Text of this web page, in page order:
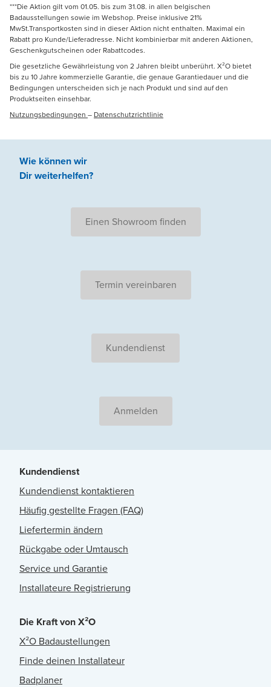
***Die Aktion gilt vom 01.05. bis zum 31.08. in allen belgischen
Badausstellungen sowie im Webshop. Preise inklusive 21%
MwSt.Transportkosten sind in dieser Aktion nicht enthalten. Maximal ein
Rabatt pro Kunde/Lieferadresse. Nicht kombinierbar mit anderen Aktionen,
Geschenkgutscheinen oder Rabattcodes.
Die gesetzliche Gewährleistung von 2 Jahren bleibt unberührt. X²O bietet
bis zu 10 Jahre kommerzielle Garantie, die genaue Garantiedauer und die
Bedingungen unterscheiden sich je nach Produkt und sind auf den
Produktseiten einsehbar.
Nutzungsbedingungen – Datenschutzrichtlinie
Wie können wir
Dir weiterhelfen?
Einen Showroom finden
Termin vereinbaren
Kundendienst
Anmelden
Kundendienst
Kundendienst kontaktieren
Häufig gestellte Fragen (FAQ)
Liefertermin ändern
Rückgabe oder Umtausch
Service und Garantie
Installateure Registrierung
Die Kraft von X²O
X²O Badaustellungen
Finde deinen Installateur
Badplaner